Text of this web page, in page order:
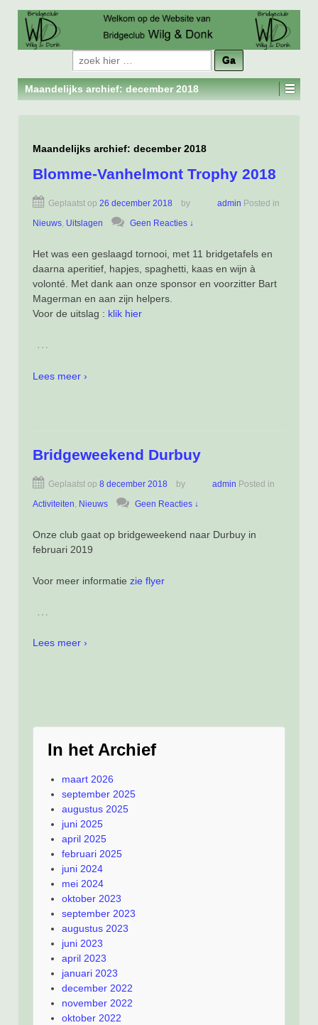
Zoeken
naar:
Maandelijks archief:december 2018
Maandelijks archief: december 2018
Blomme-Vanhelmont Trophy 2018
Geplaatst op 26 december 2018 by admin Posted in
Nieuws Uitslagen Geen Reacties ↓
Het was een geslaagd tornooi, met 11 bridgetafels en
daarna aperitief, hapjes, spaghetti, kaas en wijn à
volonté. Met dank aan onze sponsor en voorzitter Bart
Magerman en aan zijn helpers.
Voor de uitslag : klik hier
…
Lees meer ›
Bridgeweekend Durbuy
Geplaatst op 8 december 2018 by admin Posted in
Activiteiten Nieuws Geen Reacties ↓
Onze club gaat op bridgeweekend naar Durbuy in
februari 2019
Voor meer informatie zie flyer
…
Lees meer ›
In het Archief
maart 2026
september 2025
augustus 2025
juni 2025
april 2025
februari 2025
juni 2024
mei 2024
oktober 2023
september 2023
augustus 2023
juni 2023
april 2023
januari 2023
december 2022
november 2022
oktober 2022